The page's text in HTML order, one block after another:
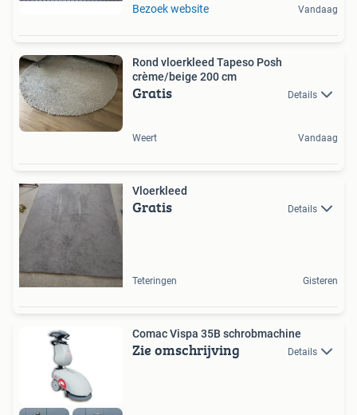
Bezoek website Vandaag
Rond vloerkleed Tapeso Posh
crème/beige 200 cm
Gratis Details
Weert Vandaag
Vloerkleed
Gratis Details
Teteringen Gisteren
Comac Vispa 35B schrobmachine
Zie omschrijving Details